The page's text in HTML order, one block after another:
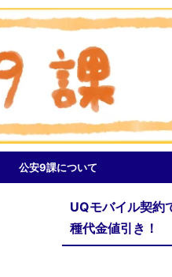
公安9課について
UQモバイル契約
種代金値引き！